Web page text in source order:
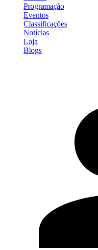
Programação
Eventos
Classificações
Notícias
Loja
Blogs